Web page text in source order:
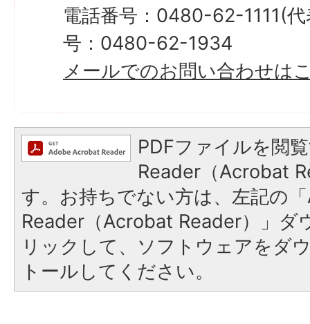
電話番号：0480-62-1111(
号：0480-62-1934
メールでのお問い合わせは
PDFファイルを閲
Reader（Acrobat
す。お持ちでない方は、左記の
Reader（Acrobat Reader）」ダ
リックして、ソフトウェアをダ
トールしてください。